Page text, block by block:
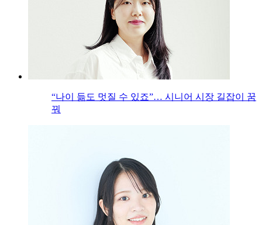
“나이 듦도 멋질 수 있죠”… 시니어 시장 길잡이 꿈
꿔